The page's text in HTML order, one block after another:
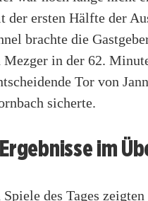
der ersten Hälfte der
brachte die
in der 62.
Tor von
sicherte.
im
des Tages